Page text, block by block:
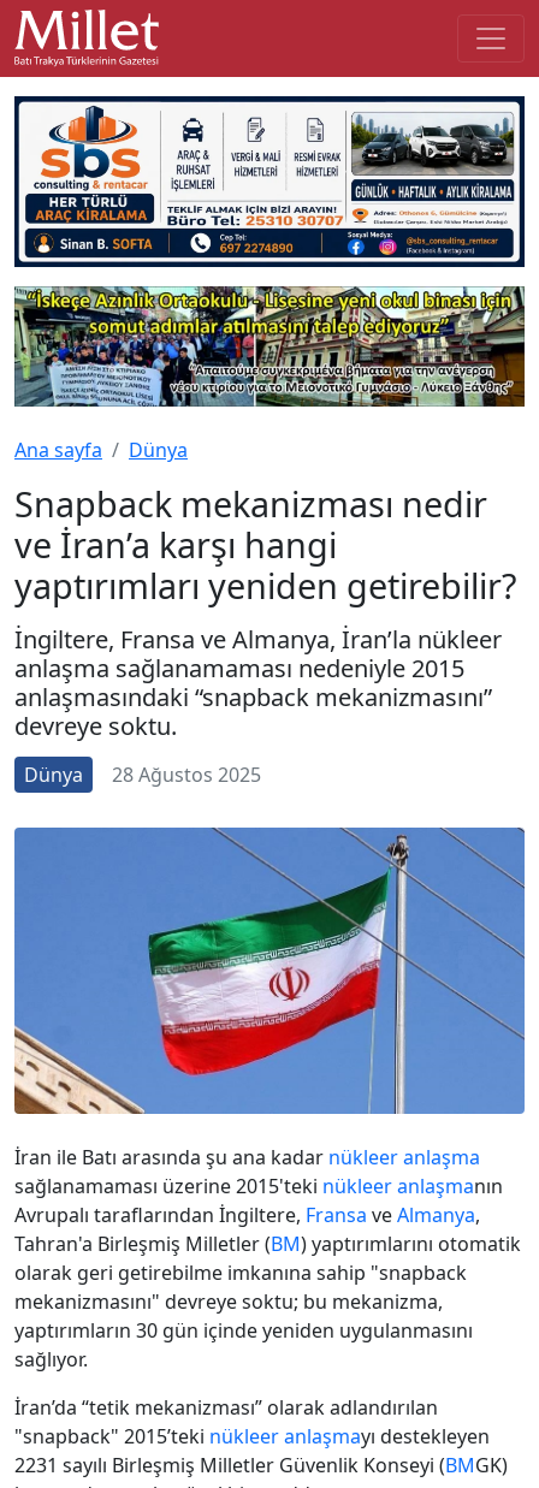
Ana sayfa Dünya
Snapback mekanizması nedir
ve İran’a karşı hangi
yaptırımları yeniden getirebilir?
İngiltere, Fransa ve Almanya, İran’la nükleer
anlaşma sağlanamaması nedeniyle 2015
anlaşmasındaki “snapback mekanizmasını”
devreye soktu.
Dünya 28 Ağustos 2025
İran ile Batı arasında şu ana kadar nükleeranlaşma
sağlanamaması üzerine 2015'teki nükleeranlaşmanın
Avrupalı taraflarından İngiltere, Fransa veAlmanya,
Tahran'a Birleşmiş Milletler (BM) yaptırımlarını otomatik
olarak geri getirebilme imkanına sahip "snapback
mekanizmasını" devreye soktu; bu mekanizma,
yaptırımların 30 gün içinde yeniden uygulanmasını
sağlıyor.
İran’da “tetik mekanizması” olarak adlandırılan
"snapback" 2015’teki nükleeranlaşmayı destekleyen
2231 sayılı Birleşmiş Milletler Güvenlik Konseyi (BMGK)